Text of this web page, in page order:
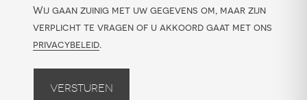
Wij gaan zuinig met uw gegevens om, maar zijn
verplicht te vragen of u akkoord gaat met ons
privacybeleid.
Versturen